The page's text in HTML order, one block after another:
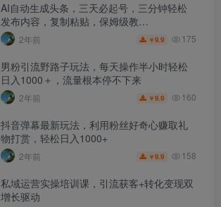
AI自动生成头条，三天必起号，三分钟轻松
发布内容，复制粘贴，保姆级教…
2年前 ￥9.9 175
男粉引流野路子玩法，每天操作半小时轻松
日入1000＋，流量根本停不下来
2年前 ￥9.9 160
抖音弹幕最新玩法，利用粉丝好奇心赚取礼
物打赏，轻松日入1000+
2年前 ￥9.9 158
私域运营实操培训课，引流获客+转化变现双
增长驱动